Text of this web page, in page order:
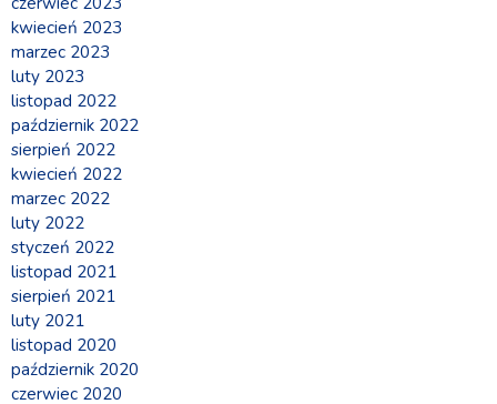
kwiecień 2023
marzec 2023
luty 2023
listopad 2022
październik 2022
sierpień 2022
kwiecień 2022
marzec 2022
luty 2022
styczeń 2022
listopad 2021
sierpień 2021
luty 2021
listopad 2020
październik 2020
czerwiec 2020